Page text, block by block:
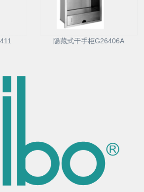
隐藏式干手柜G26406A